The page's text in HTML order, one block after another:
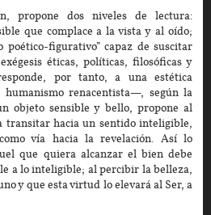
propone dos niveles de lectura:
que complace a la vista y al oído;
poético-figurativo” capaz de suscitar
éticas, políticas, filosóficas y
por tanto, a una estética
renacentista—, según la
objeto sensible y bello, propone al
transitar hacia un sentido inteligible,
vía hacia la revelación. Así lo
que quiera alcanzar el bien debe
a lo inteligible; al percibir la belleza,
y que esta virtud lo elevará al Ser, a